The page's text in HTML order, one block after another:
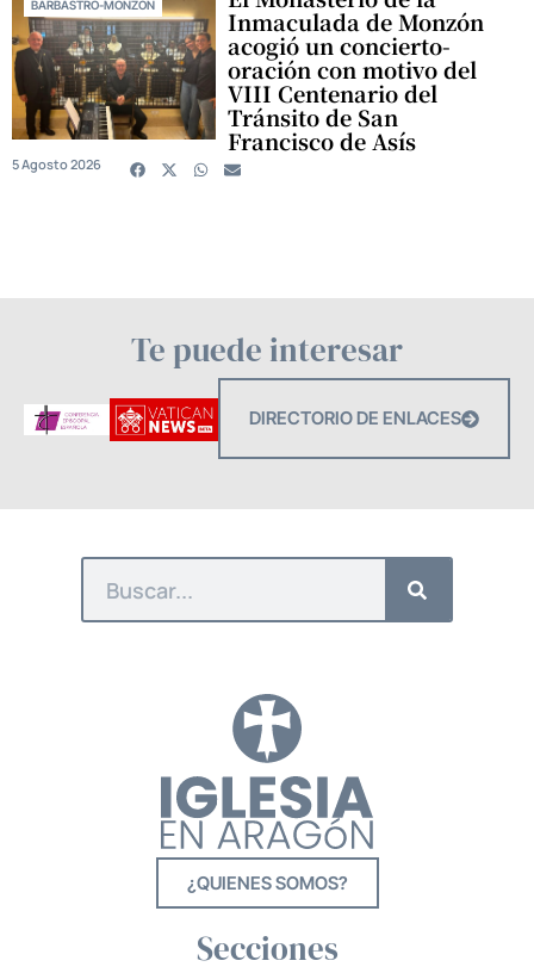
BARBASTRO-MONZÓN
Inmaculada de Monzón
acogió un concierto-
oración con motivo del
VIII Centenario del
Tránsito de San
Francisco de Asís
5 Agosto 2026
Te puede interesar
DIRECTORIO DE ENLACES
¿QUIENES SOMOS?
Secciones